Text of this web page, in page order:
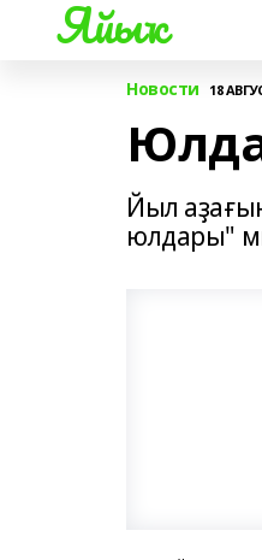
Яйыҡ
Новости 18
Йыл
юлдары"